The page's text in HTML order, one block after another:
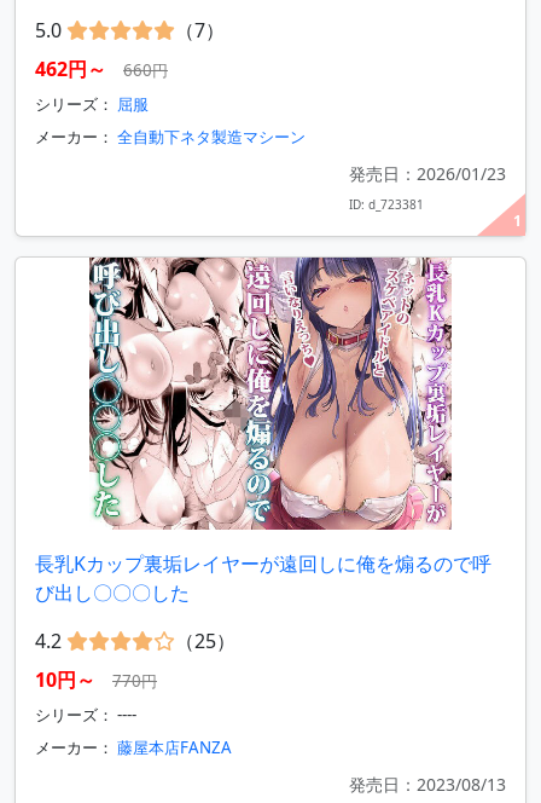
1
5.0
（7）
462円～
660円
シリーズ： 屈服
メーカー： 全自動下ネタ製造マシーン
発売日：2026/01/23
ID: d_723381
長乳Kカップ裏垢レイヤーが遠回しに俺を煽るので呼
び出し〇〇〇した
4.2
（25）
10円～
770円
シリーズ： ----
メーカー： 藤屋本店FANZA
発売日：2023/08/13